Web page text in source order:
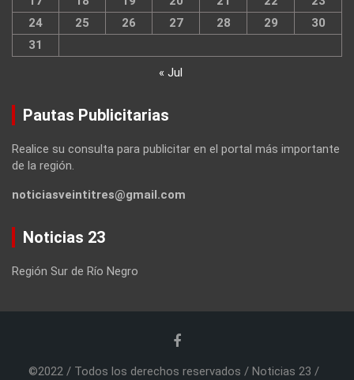
24
25 26 27 28 29
30
31
« Jul
Pautas Publicitarias
Realice su consulta para publicitar en el portal más importante
de la región.
noticiasveintitres@gmail.com
Noticias 23
Región Sur de Río Negro
©2022 / Todos los derechos reservados / Noticias 23 /